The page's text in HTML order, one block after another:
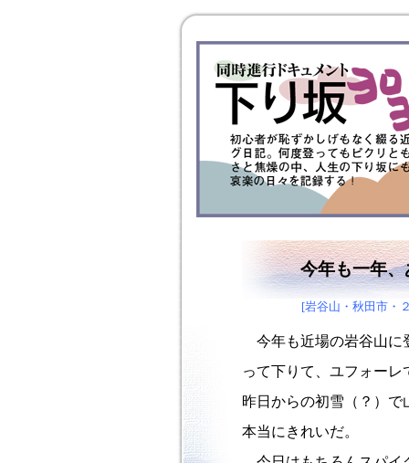
今年も一年
[岩谷山・秋田市・
今年も近場の岩谷山に
って下りて、ユフォー
昨日からの初雪（？）
本当にきれいだ。